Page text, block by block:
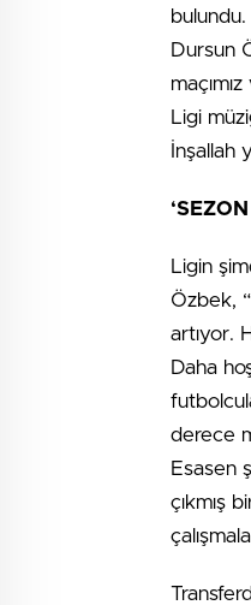
Dursun
Ligi
İnşallah
Ligin
Özbek,
artıyor.
Daha
derece
Esasen
çıkmış